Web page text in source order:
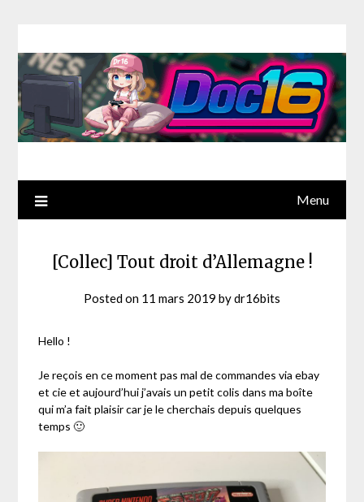
Menu
[Collec] Tout droit d’Allemagne !
Posted on 11 mars 2019 bydr16bits
Hello !
Je reçois en ce moment pas mal de commandes via ebay
et cie et aujourd’hui j’avais un petit colis dans ma boîte
qui m’a fait plaisir car je le cherchais depuis quelques
temps 🙂